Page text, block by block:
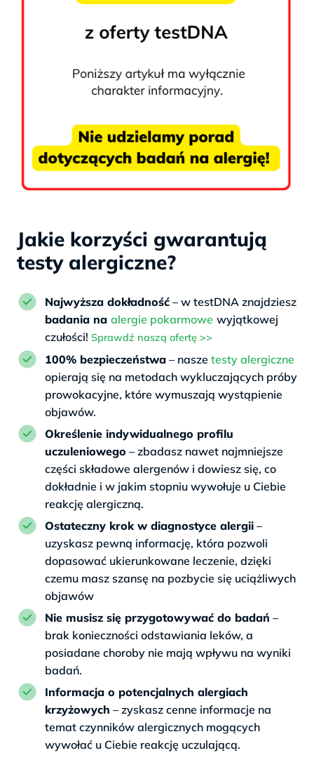
Jakie korzyści gwarantują
testy alergiczne?
Najwyższa dokładność – w testDNA znajdziesz
badania na alergie pokarmowe wyjątkowej
czułości! Sprawdź naszą ofertę >>
100% bezpieczeństwa – nasze testy alergiczne
opierają się na metodach wykluczających próby
prowokacyjne, które wymuszają wystąpienie
objawów.
Określenie indywidualnego profilu
uczuleniowego – zbadasz nawet najmniejsze
części składowe alergenów i dowiesz się, co
dokładnie i w jakim stopniu wywołuje u Ciebie
reakcję alergiczną.
Ostateczny krok w diagnostyce alergii –
uzyskasz pewną informację, która pozwoli
dopasować ukierunkowane leczenie, dzięki
czemu masz szansę na pozbycie się uciążliwych
objawów
Nie musisz się przygotowywać do badań –
brak konieczności odstawiania leków, a
posiadane choroby nie mają wpływu na wyniki
badań.
Informacja o potencjalnych alergiach
krzyżowych – zyskasz cenne informacje na
temat czynników alergicznych mogących
wywołać u Ciebie reakcję uczulającą.